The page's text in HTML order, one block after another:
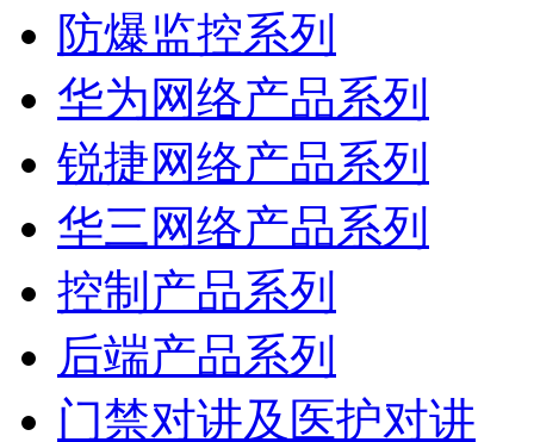
防爆监控系列
华为网络产品系列
锐捷网络产品系列
华三网络产品系列
控制产品系列
后端产品系列
门禁对讲及医护对讲